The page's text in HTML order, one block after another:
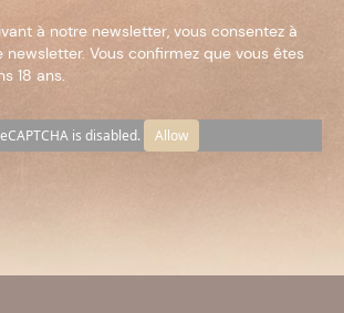
à notre newsletter, vous consentez à
newsletter. Vous confirmez que vous êtes
18 ans.
is disabled. Allow